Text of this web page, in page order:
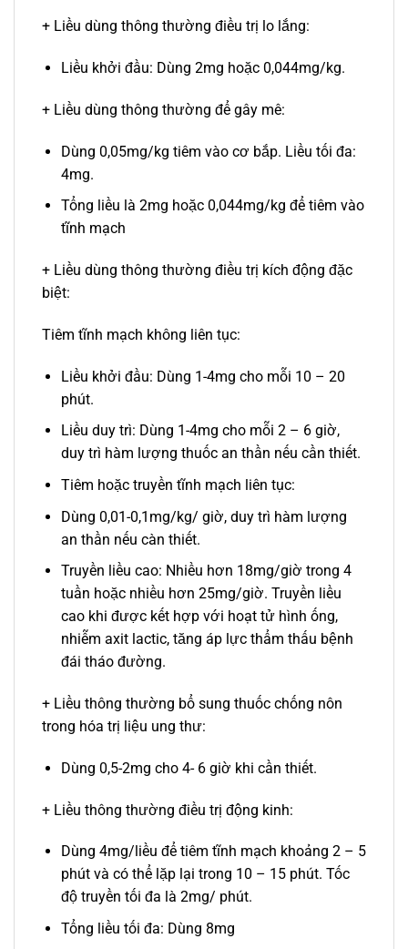
+ Liều dùng thông thường điều trị lo lắng:
Liều khởi đầu: Dùng 2mg hoặc 0,044mg/kg.
+ Liều dùng thông thường để gây mê:
Dùng 0,05mg/kg tiêm vào cơ bắp. Liều tối đa:
4mg.
Tổng liều là 2mg hoặc 0,044mg/kg để tiêm vào
tĩnh mạch
+ Liều dùng thông thường điều trị kích động đặc
biệt:
Tiêm tĩnh mạch không liên tục:
Liều khởi đầu: Dùng 1-4mg cho mỗi 10 – 20
phút.
Liều duy trì: Dùng 1-4mg cho mỗi 2 – 6 giờ,
duy trì hàm lượng thuốc an thần nếu cần thiết.
Tiêm hoặc truyền tĩnh mạch liên tục:
Dùng 0,01-0,1mg/kg/ giờ, duy trì hàm lượng
an thần nếu càn thiết.
Truyền liều cao: Nhiều hơn 18mg/giờ trong 4
tuần hoặc nhiều hơn 25mg/giờ. Truyền liều
cao khi được kết hợp với hoạt tử hình ống,
nhiễm axit lactic, tăng áp lực thẩm thấu bệnh
đái tháo đường.
+ Liều thông thường bổ sung thuốc chống nôn
trong hóa trị liệu ung thư:
Dùng 0,5-2mg cho 4- 6 giờ khi cần thiết.
+ Liều thông thường điều trị động kinh:
Dùng 4mg/liều để tiêm tĩnh mạch khoảng 2 – 5
phút và có thể lặp lại trong 10 – 15 phút. Tốc
độ truyền tối đa là 2mg/ phút.
Tổng liều tối đa: Dùng 8mg